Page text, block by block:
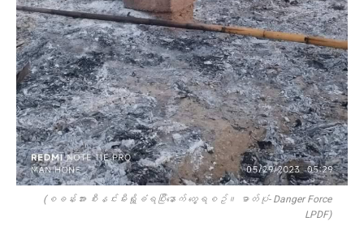
(စခန်းအား စီးနင်းမီးရှို့ခံရပြီးနောက် တွေ့ရစဥ်။ ဓာတ်ပုံ- Danger Force
LPDF)